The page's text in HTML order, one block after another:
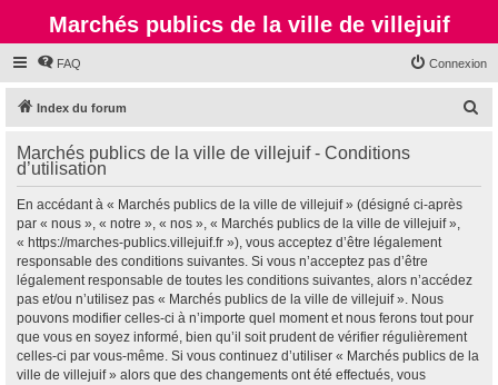
Marchés publics de la ville de villejuif
FAQ Connexion
Index du forum
h
Marchés publics de la ville de villejuif - Conditions
d’utilisation
En accédant à « Marchés publics de la ville de villejuif » (désigné ci-après
par « nous », « notre », « nos », « Marchés publics de la ville de villejuif »,
« https://marches-publics.villejuif.fr »), vous acceptez d’être légalement
responsable des conditions suivantes. Si vous n’acceptez pas d’être
légalement responsable de toutes les conditions suivantes, alors n’accédez
pas et/ou n’utilisez pas « Marchés publics de la ville de villejuif ». Nous
pouvons modifier celles-ci à n’importe quel moment et nous ferons tout pour
que vous en soyez informé, bien qu’il soit prudent de vérifier régulièrement
celles-ci par vous-même. Si vous continuez d’utiliser « Marchés publics de la
ville de villejuif » alors que des changements ont été effectués, vous